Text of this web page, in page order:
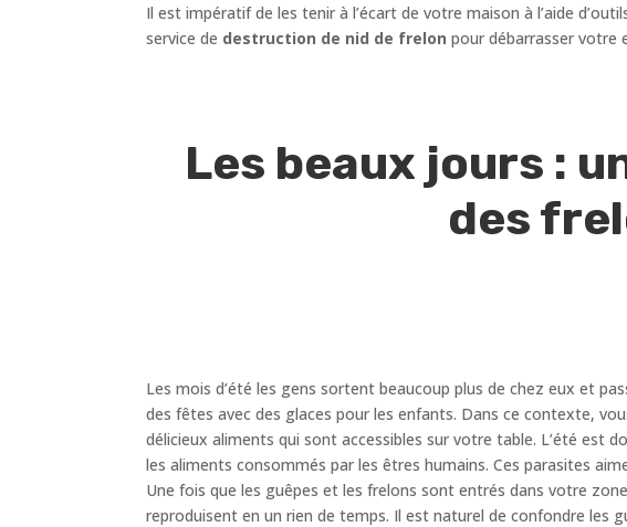
Il est impératif de les tenir à l’écart de votre maison à l’aide
service de destruction de nid de frelon pour débarrasser votre
Les beaux jours :
des
Les mois d’été les gens sortent beaucoup plus de chez eux et
des fêtes avec des glaces pour les enfants. Dans ce contexte,
délicieux aliments qui sont accessibles sur votre table. L’été est
les aliments consommés par les êtres humains. Ces parasites
Une fois que les guêpes et les frelons sont entrés dans votre
reproduisent en un rien de temps. Il est naturel de confondre les